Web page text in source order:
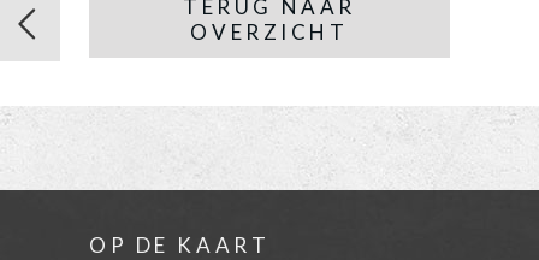
TERUG NAAR
OVERZICHT
OP DE KAART